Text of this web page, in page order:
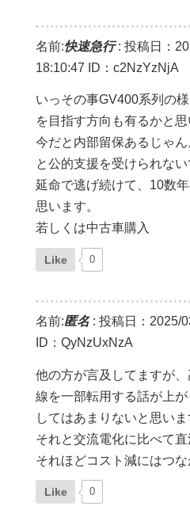
名前:快速急行: 投稿日：
18:10:47
ID：c2NzYzNjA
いっその事GV400系列の
を目指す方向も有るかと思
今だと内部留保あるじゃん
と公的支援を受けられな
延命で逃げ続けて、10数
思います。
若しくは中古車購入
Like 0
名前:匿名: 投稿日：2025/
ID：QyNzUxNzA
他の方が言及してますが
線を一部転用する話が上
してはあまりないと思いま
それと交流電化に比べて
それほどコスト減にはつな
Like 0